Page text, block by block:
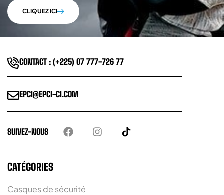
CLIQUEZ ICI
CONTACT : (+225) 07 777-726 77
EPCI@EPCI-CI.COM
SUIVEZ-NOUS
CATÉGORIES
Casques de sécurité